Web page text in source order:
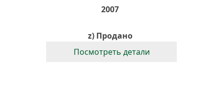
2007
z) Продано
Посмотреть детали